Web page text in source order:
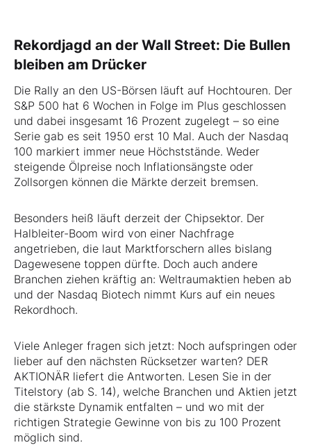
Rekordjagd an der Wall Street: Die Bullen
bleiben am Drücker
Die Rally an den US-Börsen läuft auf Hochtouren. Der
S&P 500 hat 6 Wochen in Folge im Plus geschlossen
und dabei insgesamt 16 Prozent zugelegt – so eine
Serie gab es seit 1950 erst 10 Mal. Auch der Nasdaq
100 markiert immer neue Höchststände. Weder
steigende Ölpreise noch Inflationsängste oder
Zollsorgen können die Märkte derzeit bremsen.
Besonders heiß läuft derzeit der Chipsektor. Der
Halbleiter-Boom wird von einer Nachfrage
angetrieben, die laut Marktforschern alles bislang
Dagewesene toppen dürfte. Doch auch andere
Branchen ziehen kräftig an: Weltraumaktien heben ab
und der Nasdaq Biotech nimmt Kurs auf ein neues
Rekordhoch.
Viele Anleger fragen sich jetzt: Noch aufspringen oder
lieber auf den nächsten Rücksetzer warten? DER
AKTIONÄR liefert die Antworten. Lesen Sie in der
Titelstory (ab S. 14), welche Branchen und Aktien jetzt
die stärkste Dynamik entfalten – und wo mit der
richtigen Strategie Gewinne von bis zu 100 Prozent
möglich sind.